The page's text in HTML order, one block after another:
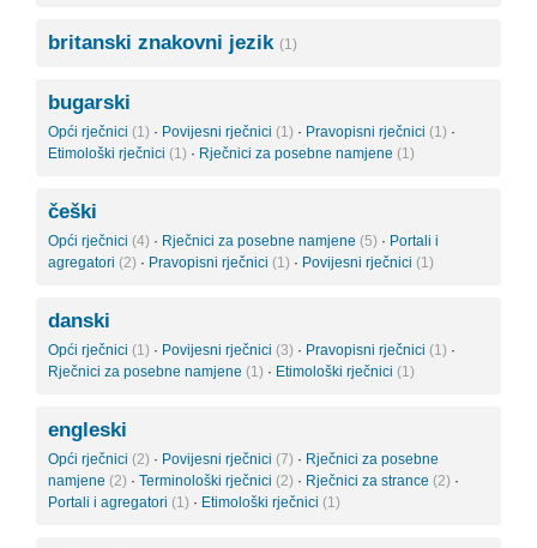
britanski znakovni jezik (1)
bugarski
Opći rječnici (1) · Povijesni rječnici (1) · Pravopisni rječnici (1) ·
Etimološki rječnici (1) · Rječnici za posebne namjene (1)
češki
Opći rječnici (4) · Rječnici za posebne namjene (5) · Portali i
agregatori (2) · Pravopisni rječnici (1) · Povijesni rječnici (1)
danski
Opći rječnici (1) · Povijesni rječnici (3) · Pravopisni rječnici (1) ·
Rječnici za posebne namjene (1) · Etimološki rječnici (1)
engleski
Opći rječnici (2) · Povijesni rječnici (7) · Rječnici za posebne
namjene (2) · Terminološki rječnici (2) · Rječnici za strance (2) ·
Portali i agregatori (1) · Etimološki rječnici (1)